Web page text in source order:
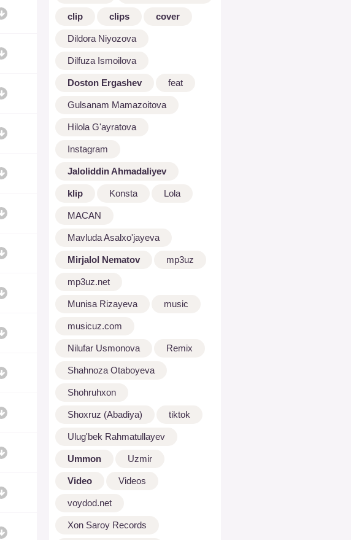
clip clips cover
Dildora Niyozova
Dilfuza Ismoilova
Doston Ergashev feat
Gulsanam Mamazoitova
Hilola G'ayratova
Instagram
Jaloliddin Ahmadaliyev
klip Konsta Lola
MACAN
Mavluda Asalxo'jayeva
Mirjalol Nematov mp3uz
mp3uz.net
Munisa Rizayeva music
musicuz.com
Nilufar Usmonova Remix
Shahnoza Otaboyeva
Shohruhxon
Shoxruz (Abadiya) tiktok
Ulug'bek Rahmatullayev
Ummon Uzmir
Video Videos
voydod.net
Xon Saroy Records